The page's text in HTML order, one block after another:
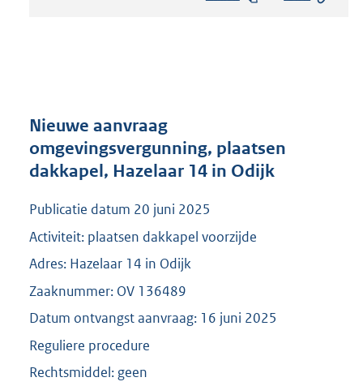
o
t
2
Nieuwe aanvraag
omgevingsvergunning, plaatsen
dakkapel, Hazelaar 14 in Odijk
Publicatie datum 20 juni 2025
Activiteit: plaatsen dakkapel voorzijde
Adres: Hazelaar 14 in Odijk
Zaaknummer: OV 136489
Datum ontvangst aanvraag: 16 juni 2025
Reguliere procedure
Rechtsmiddel: geen